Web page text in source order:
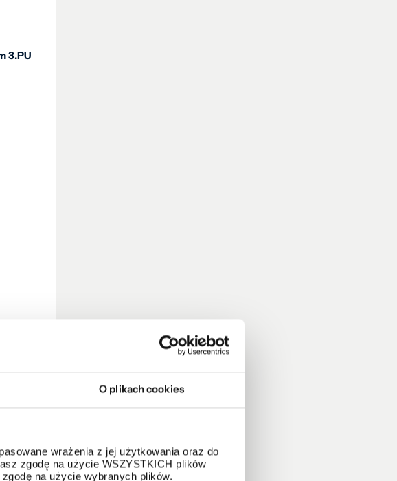
O plikach cookies
wrażenia z jej użytkowania oraz do
zgodę na użycie WSZYSTKICH plików
na użycie wybranych plików.
3.PU